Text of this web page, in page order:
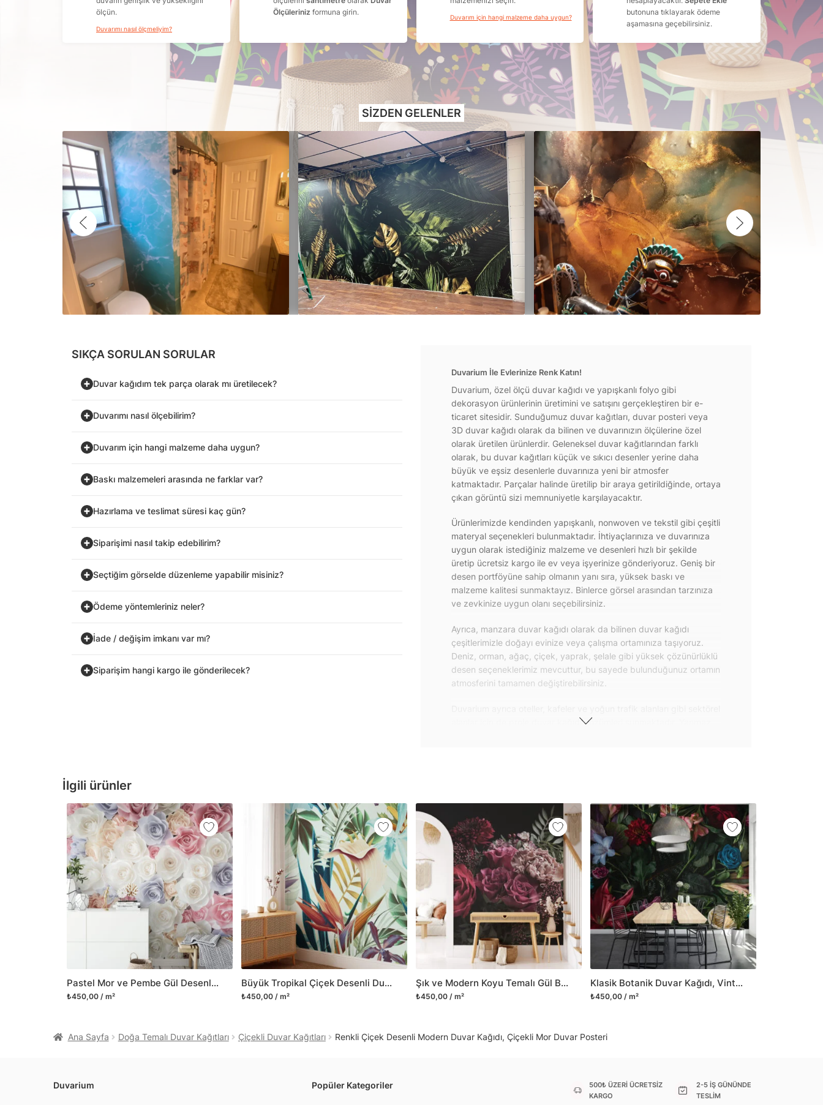
ölçün.
Duvarımı nasıl ölçmeliyim?
Ölçüleriniz formuna girin.
Duvarım için hangi malzeme daha uygun?
butonuna tıklayarak ödeme
aşamasına geçebilirsiniz.
İlgili ürünler
Pastel Mor ve Pembe Gül Desenli Duvar Kağıdı, Yatak Odası için Romantik Duvar Posteri
₺450,00 / m²
Büyük Tropikal Çiçek Desenli Duvar Kağıdı, Dinlendirici Bir Oda için Özel Ölçü Duvar Posteri
₺450,00 / m²
Şık ve Modern Koyu Temalı Gül Buketi Duvar Kağıdı, Çiçek Desenli Duvar Posteri
₺450,00 / m²
Klasik Botanik Duvar Kağıdı, Vintage Çiçek ve Yapraklar, 3D Duvar Posteri
₺450,00 / m²
SIZDEN GELENLER
SIKÇA SORULAN SORULAR
Duvar kağıdım tek parça olarak mı üretilecek?
Duvarımı nasıl ölçebilirim?
Duvarım için hangi malzeme daha uygun?
Baskı malzemeleri arasında ne farklar var?
Hazırlama ve teslimat süresi kaç gün?
Siparişimi nasıl takip edebilirim?
Seçtiğim görselde düzenleme yapabilir misiniz?
Ödeme yöntemleriniz neler?
İade / değişim imkanı var mı?
Siparişim hangi kargo ile gönderilecek?
Duvarium İle Evlerinize Renk Katın!
Duvarium, özel ölçü duvar kağıdı ve yapışkanlı folyo gibi
dekorasyon ürünlerinin üretimini ve satışını gerçekleştiren bir e-
ticaret sitesidir. Sunduğumuz duvar kağıtları, duvar posteri veya
3D duvar kağıdı olarak da bilinen ve duvarınızın ölçülerine özel
olarak üretilen ürünlerdir. Geleneksel duvar kağıtlarından farklı
olarak, bu duvar kağıtları küçük ve sıkıcı desenler yerine daha
büyük ve eşsiz desenlerle duvarınıza yeni bir atmosfer
katmaktadır. Parçalar halinde üretilip bir araya getirildiğinde, ortaya
çıkan görüntü sizi memnuniyetle karşılayacaktır.
Ürünlerimizde kendinden yapışkanlı, nonwoven ve tekstil gibi çeşitli
materyal seçenekleri bulunmaktadır. İhtiyaçlarınıza ve duvarınıza
uygun olarak istediğiniz malzeme ve desenleri hızlı bir şekilde
üretip ücretsiz kargo ile ev veya işyerinize gönderiyoruz. Geniş bir
desen portföyüne sahip olmanın yanı sıra, yüksek baskı ve
malzeme kalitesi sunmaktayız. Binlerce görsel arasından tarzınıza
ve zevkinize uygun olanı seçebilirsiniz.
Ayrıca, manzara duvar kağıdı olarak da bilinen duvar kağıdı
çeşitlerimizle doğayı evinize veya çalışma ortamınıza taşıyoruz.
Deniz, orman, ağaç, çiçek, yaprak, şelale gibi yüksek çözünürlüklü
desen seçeneklerimiz mevcuttur, bu sayede bulunduğunuz ortamın
atmosferini tamamen değiştirebilirsiniz.
alanlar için de proje duvar kağıdı çözümleri sunmaktadır. Yanmaz
yapışkanlı folyolarımız da geniş kullanım amacına sahiptir. Bu
folyolar sayesinde masa, çekmece, dolap kapakları gibi
mobilyalarınıza ilk günkü gibi yeni bir görünüm kazandırabilirsiniz.
Yüzeyi düz olan cam dahil her türlü yüzeye yapışabilen ve suya
dayanıklı yapışkanlı folyo modellerimizi ilgili kategoride
bulabilirsiniz.
Duvarium, yalnızca bu ürünlerle sınırlı kalmayıp aynı zamanda
kanvas tablo gibi çeşitli duvar dekorasyon ürünlerinin de üretimini
ve satışını yapmaktadır. Duvar tasarımının önemini biliyor ve evin en
kritik dekorasyon alanı olduğunu kabul ediyoruz. Bu nedenle ürün
yelpazemizi sürekli genişletiyor ve trendlere ayak uydurmanın yanı
sıra yeni trendlerin oluşumunda da öncü rol üstleniyoruz.
Herhangi bir soru ya da sorununuz olursa bizimle iletişime
geçebilirsiniz.
Ana Sayfa Doğa Temalı Duvar Kağıtları Çiçekli Duvar Kağıtları Renkli Çiçek Desenli Modern Duvar Kağıdı, Çiçekli Mor Duvar Posteri
Duvarium Popüler Kategoriler
500₺ ÜZERİ ÜCRETSİZ
KARGO
2-5 İŞ GÜNÜNDE
TESLİM